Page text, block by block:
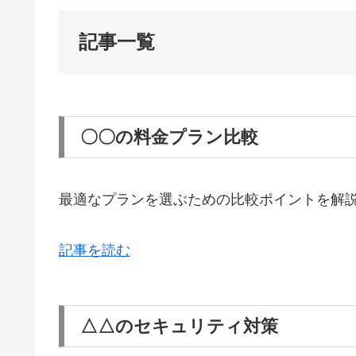
記事一覧
〇〇の料金プラン比較
最適なプランを選ぶための比較ポイントを解
記事を読む
△△のセキュリティ対策